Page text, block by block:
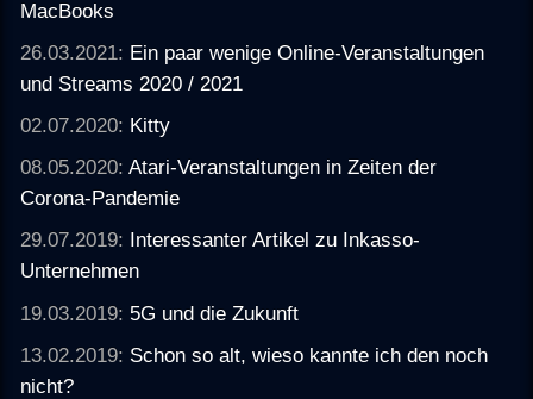
MacBooks
26.03.2021: Ein paar wenige Online-Veranstaltungen
und Streams 2020 / 2021
02.07.2020: Kitty
08.05.2020:Atari-Veranstaltungen in Zeiten der
Corona-Pandemie
29.07.2019: Interessanter Artikel zu Inkasso-
Unternehmen
19.03.2019: 5G und die Zukunft
13.02.2019: Schon so alt, wieso kannte ich den noch
nicht?